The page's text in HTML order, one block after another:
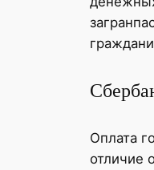
Оплата
отличие